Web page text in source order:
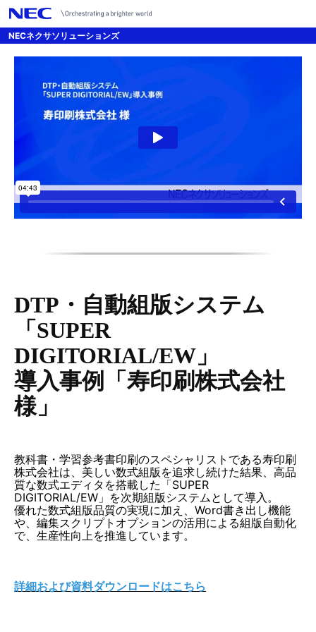
NECネクサソリューションズ
DTP・自動組版システム
「SUPER
DIGITORIAL/EW」
導入事例「寿印刷株式会社
様」
教科書・学習参考書印刷のスペシャリストである寿印刷
株式会社は、美しい数式組版を追求し続けた結果、高品
質な数式エディタを搭載した「SUPER
DIGITORIAL/EW」を次期組版システムとして導入。
優れた数式組版品質の実現に加え、Word書き出し機能
や、編集スクリプトオプションの活用による組版自動化
で、生産性向上を推進しています。
詳細および資料ダウンロードはこちら